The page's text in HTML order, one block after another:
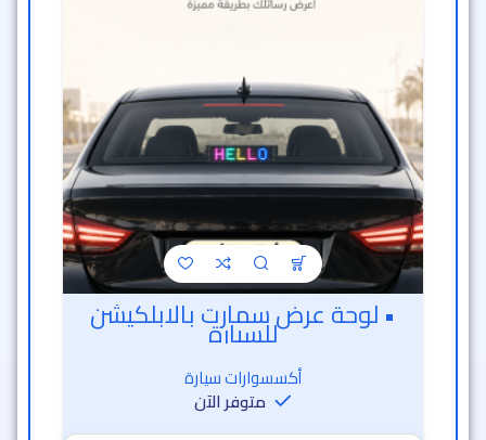
• لوحة عرض سمارت بالابلكيشن
للسيارة
أكسسوارات سيارة
متوفر الآن